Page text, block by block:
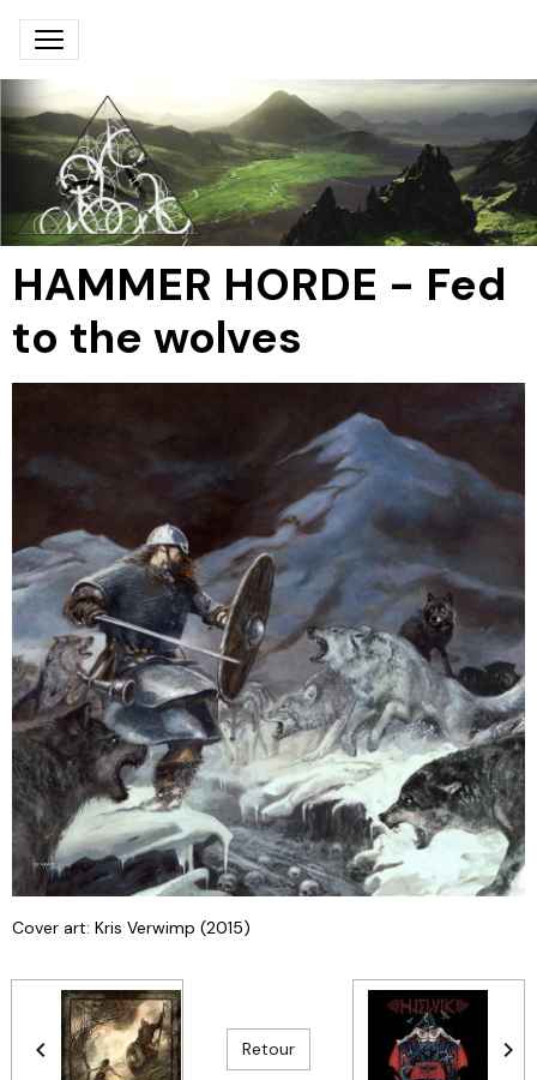
HAMMER HORDE - Fed
to the wolves
Cover art: Kris Verwimp (2015)
Retour